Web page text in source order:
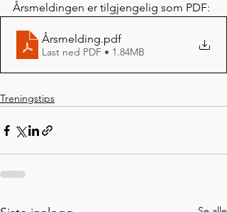
Årsmeldingen er tilgjengelig som PDF:
Årsmelding.pdf
Last ned PDF • 1.84MB
Treningstips